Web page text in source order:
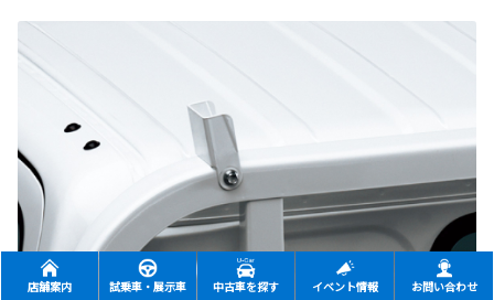
店舗案内 試乗車・展示車 中古車を探す イベント情報 お問い合わせ